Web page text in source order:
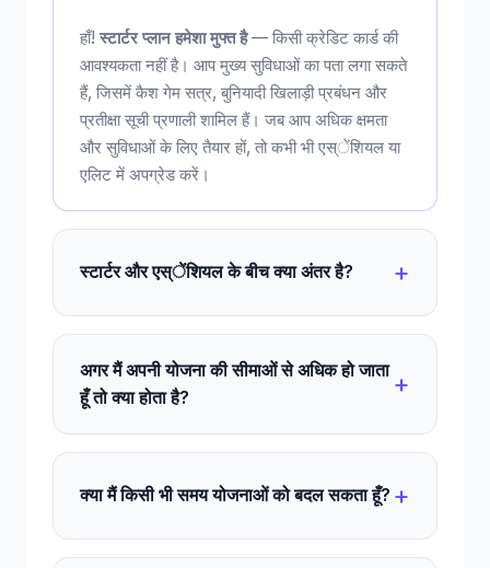
हाँ! स्टार्टर प्लान हमेशा मुफ्त है— किसी क्रेडिट कार्ड की
आवश्यकता नहीं है। आप मुख्य सुविधाओं का पता लगा सकते
हैं, जिसमें कैश गेम सत्र, बुनियादी खिलाड़ी प्रबंधन और
प्रतीक्षा सूची प्रणाली शामिल हैं। जब आप अधिक क्षमता
और सुविधाओं के लिए तैयार हों, तो कभी भी एस्ेंशियल या
एलिट में अपग्रेड करें।
स्टार्टर और एस्ेंशियल के बीच क्या अंतर है?
अगर मैं अपनी योजना की सीमाओं से अधिक हो जाता
हूँ तो क्या होता है?
क्या मैं किसी भी समय योजनाओं को बदल सकता हूँ?